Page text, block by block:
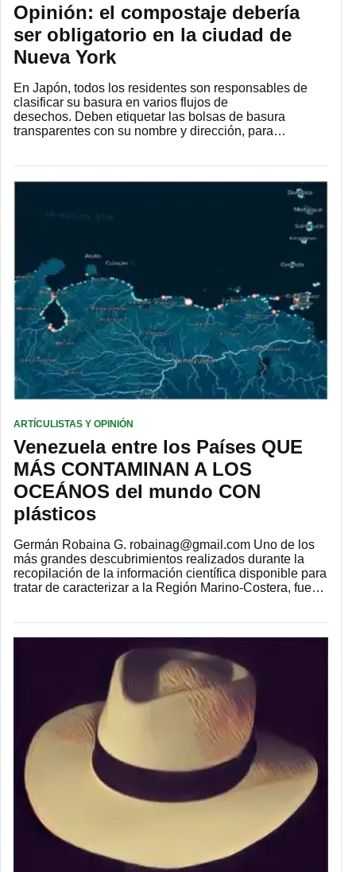
Opinión: el compostaje debería
ser obligatorio en la ciudad de
Nueva York
En Japón, todos los residentes son responsables de
clasificar su basura en varios flujos de
desechos. Deben etiquetar las bolsas de basura
transparentes con su nombre y dirección, para…
ARTÍCULISTAS Y OPINIÓN
Venezuela entre los Países QUE
MÁS CONTAMINAN A LOS
OCEÁNOS del mundo CON
plásticos
Germán Robaina G. robainag@gmail.com Uno de los
más grandes descubrimientos realizados durante la
recopilación de la información científica disponible para
tratar de caracterizar a la Región Marino-Costera, fue…